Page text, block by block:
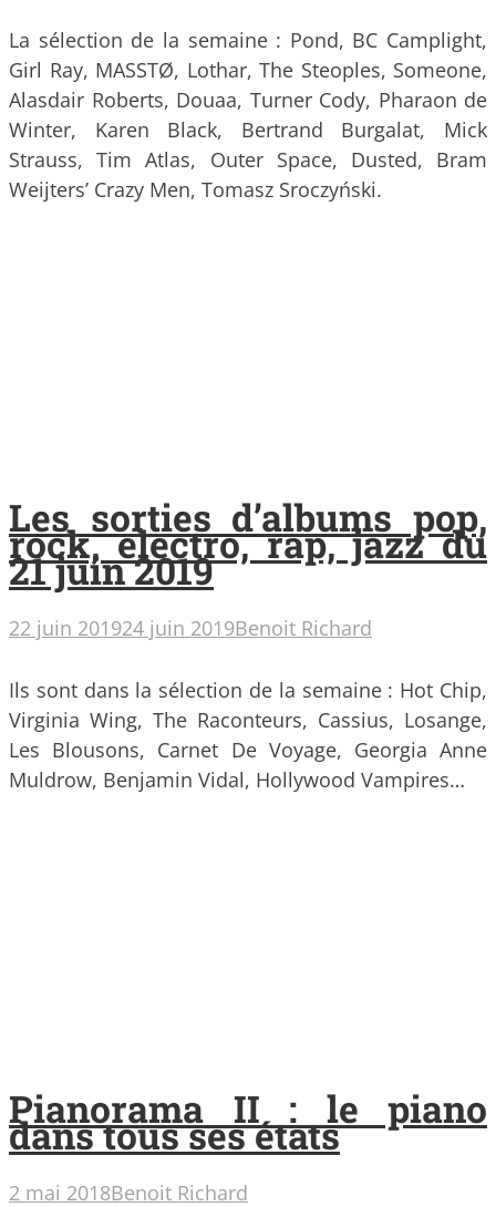
La sélection de la semaine : Pond, BC Camplight,
Girl Ray, MASSTØ, Lothar, The Steoples, Someone,
Alasdair Roberts, Douaa, Turner Cody, Pharaon de
Winter, Karen Black, Bertrand Burgalat, Mick
Strauss, Tim Atlas, Outer Space, Dusted, Bram
Weijters’ Crazy Men, Tomasz Sroczyński.
Les sorties d’albums pop,
rock, electro, rap, jazz du
21 juin 2019
22 juin 201924 juin 2019Benoit Richard
Ils sont dans la sélection de la semaine : Hot Chip,
Virginia Wing, The Raconteurs, Cassius, Losange,
Les Blousons, Carnet De Voyage, Georgia Anne
Muldrow, Benjamin Vidal, Hollywood Vampires…
Pianorama II : le piano
dans tous ses états
2 mai 2018Benoit Richard